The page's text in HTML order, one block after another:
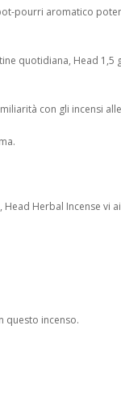
pourri aromatico
quotidiana, Head 1,5
con gli incensi
Herbal Incense vi
questo incenso.